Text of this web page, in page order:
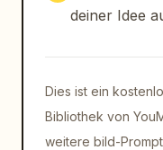
deiner Idee
Dies ist ein
Bibliothek von
weitere bild-